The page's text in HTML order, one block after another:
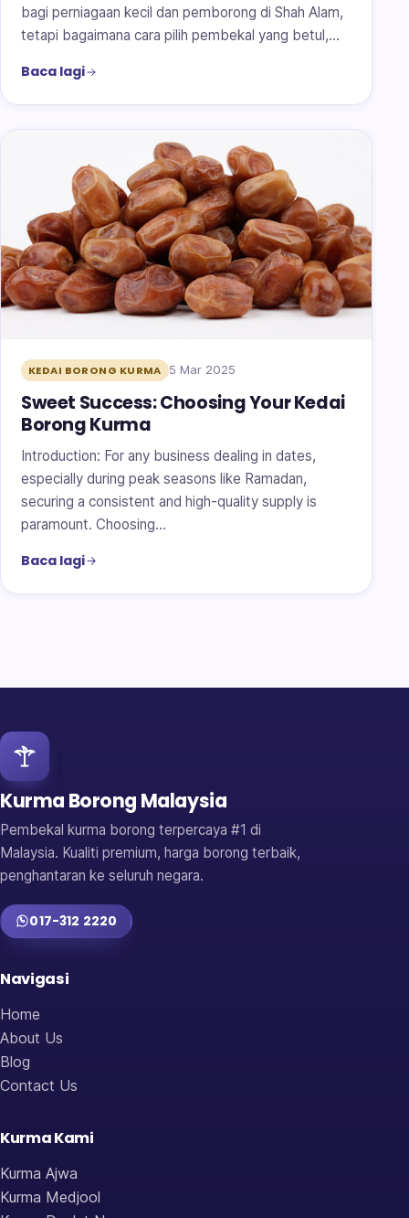
bagi perniagaan kecil dan pemborong di Shah Alam,
tetapi bagaimana cara pilih pembekal yang betul,…
Baca lagi
KEDAI BORONG KURMA 5 Mar 2025
Sweet Success: Choosing Your Kedai
Borong Kurma
Introduction: For any business dealing in dates,
especially during peak seasons like Ramadan,
securing a consistent and high-quality supply is
paramount. Choosing…
Baca lagi
Kurma Borong Malaysia
Pembekal kurma borong terpercaya #1 di
Malaysia. Kualiti premium, harga borong terbaik,
penghantaran ke seluruh negara.
017-312 2220
Navigasi
Home
About Us
Blog
Contact Us
Kurma Kami
Kurma Ajwa
Kurma Medjool